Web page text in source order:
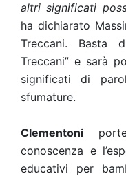
altri significati
ha dichiarato
Treccani. Basta
Treccani” e sarà
significati di
sfumature.
Clementoni
conoscenza e
educativi per